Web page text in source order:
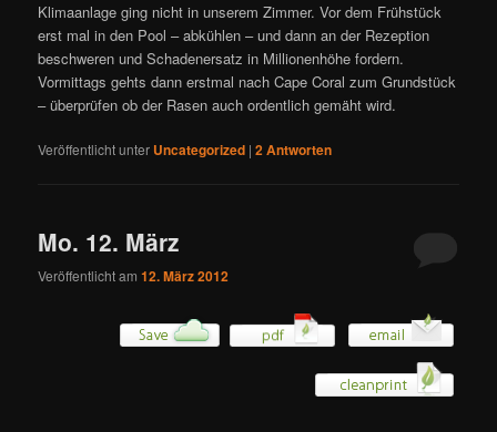
Klimaanlage ging nicht in unserem Zimmer. Vor dem Frühstück
erst mal in den Pool – abkühlen – und dann an der Rezeption
beschweren und Schadenersatz in Millionenhöhe fordern.
Vormittags gehts dann erstmal nach Cape Coral zum Grundstück
– überprüfen ob der Rasen auch ordentlich gemäht wird.
Veröffentlicht unter Uncategorized |2Antworten
Mo. 12. März
Veröffentlicht am12. März 2012